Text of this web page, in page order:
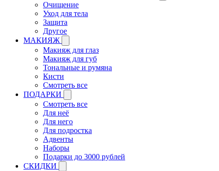
Очищение
Уход для тела
Защита
Другое
МАКИЯЖ
Макияж для глаз
Макияж для губ
Тональные и румяна
Кисти
Смотреть все
ПОДАРКИ
Смотреть все
Для неё
Для него
Для подростка
Адвенты
Наборы
Подарки до 3000 рублей
СКИДКИ